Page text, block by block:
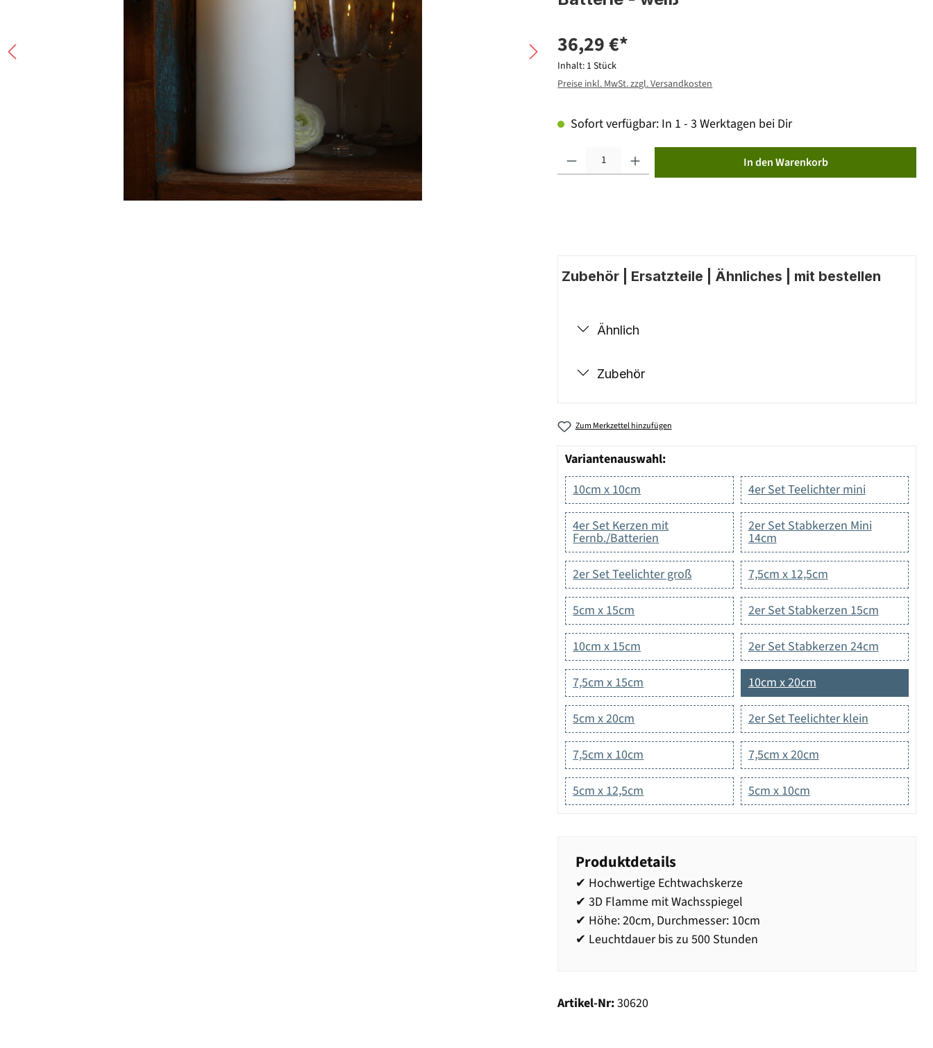
36,29 €*
Inhalt: 1 Stück
Preise inkl. MwSt. zzgl. Versandkosten
Sofort verfügbar: In 1 - 3 Werktagen bei Dir
In den Warenkorb
Zubehör | Ersatzteile | Ähnliches | mit bestellen
Ähnlich
Zubehör
Zum Merkzettel hinzufügen
Variantenauswahl:
10cm x 10cm
4er Set Teelichter mini
4er Set Kerzen mit
Fernb./Batterien
2er Set Stabkerzen Mini
14cm
2er Set Teelichter groß 7,5cm x 12,5cm
5cm x 15cm 2er Set Stabkerzen 15cm
10cm x 15cm 2er Set Stabkerzen 24cm
7,5cm x 15cm 10cm x 20cm
5cm x 20cm 2er Set Teelichter klein
7,5cm x 10cm 7,5cm x 20cm
5cm x 12,5cm 5cm x 10cm
Produktdetails
✔ Hochwertige Echtwachskerze
✔ 3D Flamme mit Wachsspiegel
✔ Höhe: 20cm, Durchmesser: 10cm
✔ Leuchtdauer bis zu 500 Stunden
Artikel-Nr:30620